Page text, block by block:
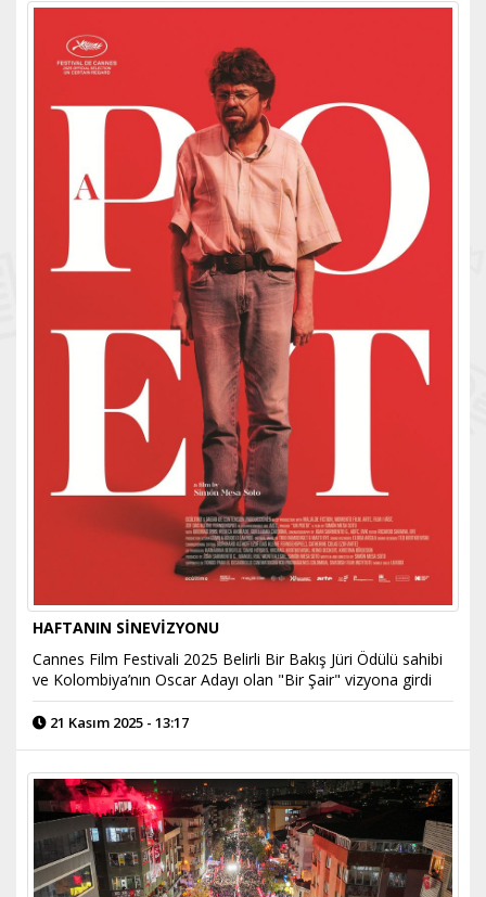
HAFTANIN SİNEVİZYONU
Cannes Film Festivali 2025 Belirli Bir Bakış Jüri Ödülü sahibi
ve Kolombiya’nın Oscar Adayı olan "Bir Şair" vizyona girdi
21 Kasım 2025 - 13:17